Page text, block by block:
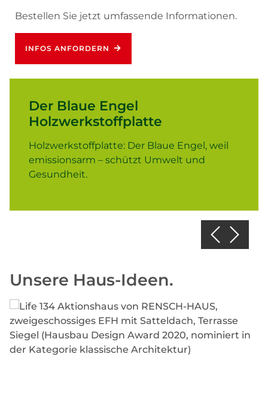
Bestellen Sie jetzt umfassende Informationen.
INFOS ANFORDERN
Der Blaue Engel
Holzwerkstoffplatte
Holzwerkstoffplatte: Der Blaue Engel, weil
emissionsarm – schützt Umwelt und
Gesundheit.
Unsere Haus-Ideen.